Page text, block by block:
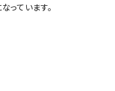
っています。